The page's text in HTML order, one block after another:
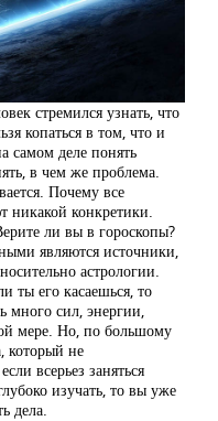
стремился узнать, что
копаться в том, что и
самом деле понять
в чем же проблема.
Почему все
никакой конкретики.
ли вы в гороскопы?
являются источники,
астрологии.
ты его касаешься, то
много сил, энергии,
мере. Но, по большому
который не
всерьез заняться
изучать, то вы уже
дела.